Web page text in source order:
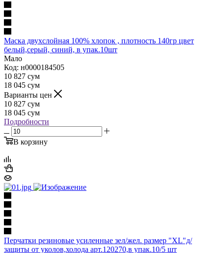
Маска двухслойная 100% хлопок , плотность 140гр цвет
белый,серый, синий, в упак.10шт
Мало
Код: н0000184505
10 827 сум
18 045 сум
Варианты цен
10 827 сум
18 045 сум
Подробности
В корзину
Перчатки резиновые усиленные зел/жел. размер "XL"д/
защиты от уколов,холода арт.120270,в упак.10/5 шт